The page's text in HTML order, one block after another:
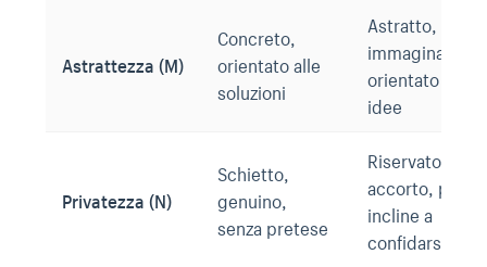
Astrattezza (M)
Concreto,
orientato alle
soluzioni
Astratto,
immaginativo,
orientato alle
idee
Privatezza (N)
Schietto,
genuino,
senza pretese
Riservato,
accorto, poco
incline a
confidarsi